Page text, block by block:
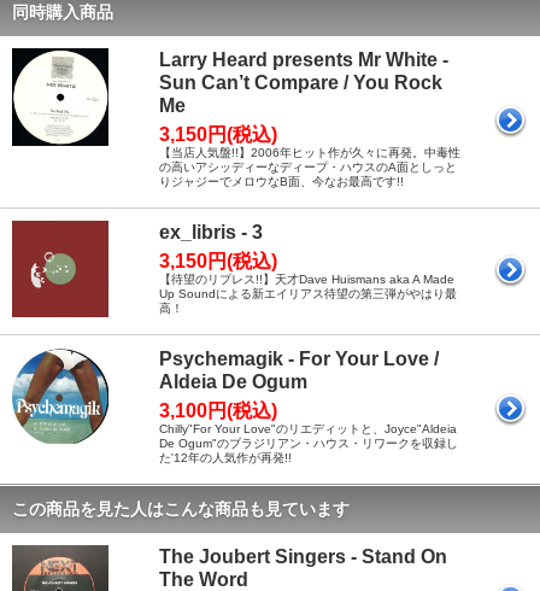
同時購入商品
Larry Heard presents Mr White -
Sun Can’t Compare / You Rock
Me
3,150円(税込)
【当店人気盤!!】2006年ヒット作が久々に再発。中毒性
の高いアシッディーなディープ・ハウスのA面としっと
りジャジーでメロウなB面、今なお最高です!!
ex_libris - 3
3,150円(税込)
【待望のリプレス!!】天才Dave Huismans aka A Made
Up Soundによる新エイリアス待望の第三弾がやはり最
高！
Psychemagik - For Your Love /
Aldeia De Ogum
3,100円(税込)
Chilly"For Your Love"のリエディットと、Joyce"Aldeia
De Ogum"のブラジリアン・ハウス・リワークを収録し
た'12年の人気作が再発!!
この商品を見た人はこんな商品も見ています
The Joubert Singers - Stand On
The Word